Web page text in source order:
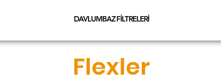
DAVLUMBAZ FİLTRELERİ
Flexler